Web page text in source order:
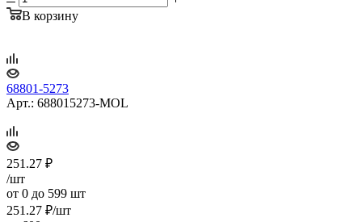
В корзину
68801-5273
Арт.: 688015273-MOL
251.27 ₽
/шт
от 0 до 599 шт
251.27 ₽/шт